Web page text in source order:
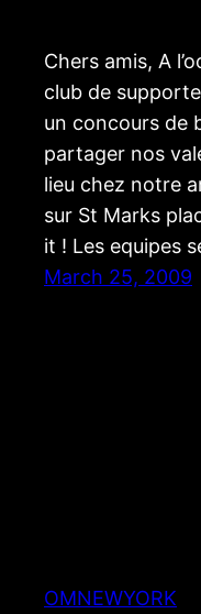
Chers amis, A
club de
un concours de
partager nos
lieu chez notre
sur St Marks
it ! Les equipes
March 25, 2009
OMNEWYORK